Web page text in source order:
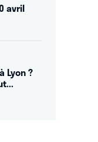
avril
Lyon ?